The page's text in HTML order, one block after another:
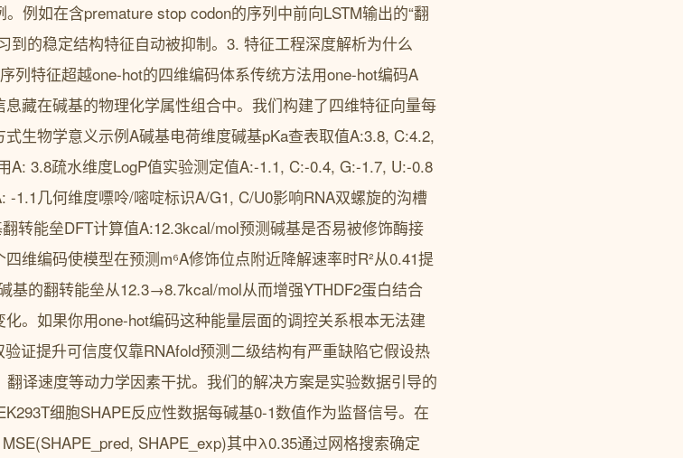
例如在含premature stop codon的序列中前向LSTM输出的“翻
到的稳定结构特征自动被抑制。3. 特征工程深度解析为什么
列特征超越one-hot的四维编码体系传统方法用one-hot编码A
藏在碱基的物理化学属性组合中。我们构建了四维特征向量每
生物学意义示例A碱基电荷维度碱基pKa查表取值A:3.8, C:4.2,
A: 3.8疏水维度LogP值实验测定值A:-1.1, C:-0.4, G:-1.7, U:-0.8
-1.1几何维度嘌呤/嘧啶标识A/G1, C/U0影响RNA双螺旋的沟槽
转能垒DFT计算值A:12.3kcal/mol预测碱基是否易被修饰酶接
维编码使模型在预测m⁶A修饰位点附近降解速率时R²从0.41提
基的翻转能垒从12.3→8.7kcal/mol从而增强YTHDF2蛋白结合
。如果你用one-hot编码这种能量层面的调控关系根本无法建
证提升可信度仅靠RNAfold预测二级结构有严重缺陷它假设热
译速度等动力学因素干扰。我们的解决方案是实验数据引导的
细胞SHAPE反应性数据每碱基0-1数值作为监督信号。在
SHAPE_exp)其中λ0.35通过网格搜索确定